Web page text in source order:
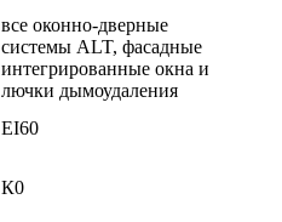
все оконно-дверные
системы ALT, фасадные
интегрированные окна и
лючки дымоудаления
EI60
К0